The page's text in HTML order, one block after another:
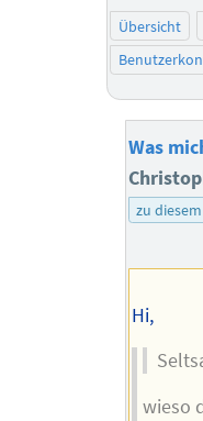
Übersicht
Was
zu
Hi,
wieso